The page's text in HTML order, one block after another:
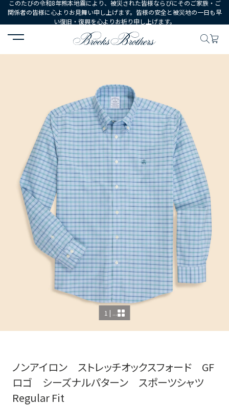
このたびの令和8年熊本地震により、被災された皆様ならびにそのご家族・ご
関係者の皆様に心よりお見舞い申し上げます。皆様の安全と被災地の一日も早
い復旧・復興を心よりお祈り申し上げます。
HOME ウェア シャツ カジュアルシャツ ノンアイロ
1 | ...
ノンアイロン ストレッチオックスフォード GF
ロゴ シーズナルパターン スポーツシャツ
Regular Fit